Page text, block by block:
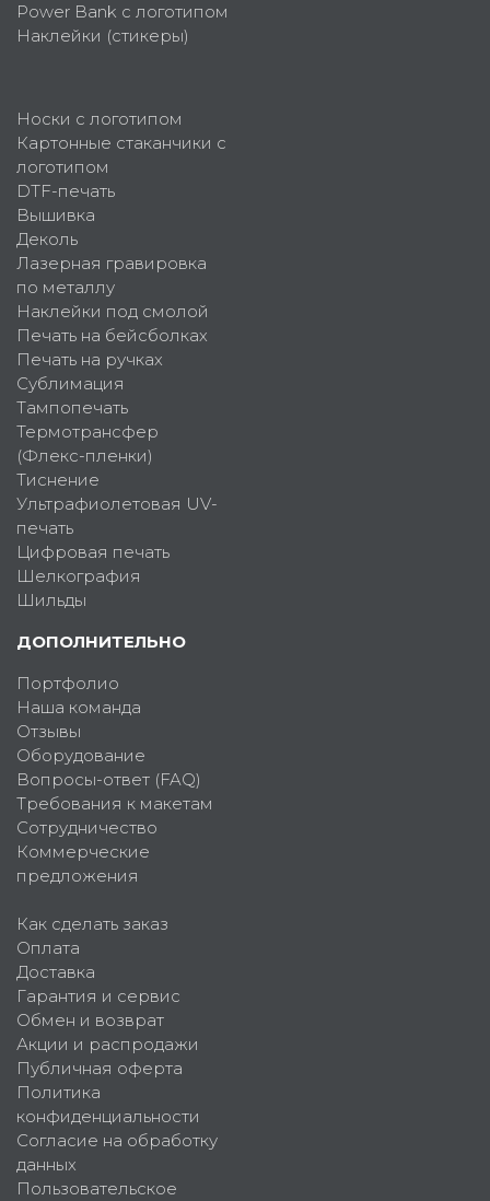
Power Bank с логотипом
Наклейки (стикеры)
Носки с логотипом
Картонные стаканчики с
логотипом
DTF-печать
Вышивка
Деколь
Лазерная гравировка
по металлу
Наклейки под смолой
Печать на бейсболках
Печать на ручках
Сублимация
Тампопечать
Термотрансфер
(Флекс-пленки)
Тиснение
Ультрафиолетовая UV-
печать
Цифровая печать
Шелкография
Шильды
ДОПОЛНИТЕЛЬНО
Портфолио
Наша команда
Отзывы
Оборудование
Вопросы-ответ (FAQ)
Требования к макетам
Сотрудничество
Коммерческие
предложения
Как сделать заказ
Оплата
Доставка
Гарантия и сервис
Обмен и возврат
Акции и распродажи
Публичная оферта
Политика
конфиденциальности
Согласие на обработку
данных
Пользовательское